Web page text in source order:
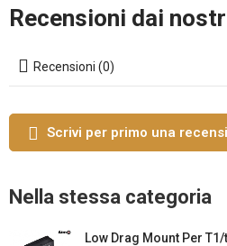
Recensioni dai
Recensioni (0)
Scrivi per primo una
Nella stessa categoria
Low Drag Mount Per